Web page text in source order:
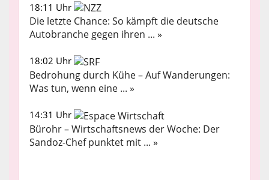
18:11 Uhr
Die letzte Chance: So kämpft die deutsche
Autobranche gegen ihren ... »
18:02 Uhr
Bedrohung durch Kühe – Auf Wanderungen:
Was tun, wenn eine ... »
14:31 Uhr
Bürohr – Wirtschaftsnews der Woche: Der
Sandoz-Chef punktet mit ... »